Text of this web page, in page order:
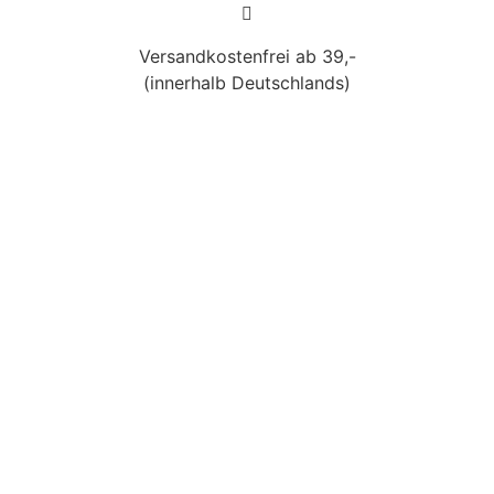
Versandkostenfrei ab 39,-
(innerhalb Deutschlands)